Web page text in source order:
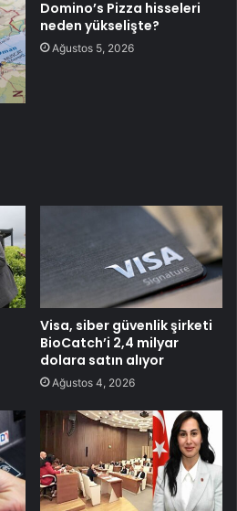
Domino’s Pizza hisseleri
neden yükselişte?
Ağustos 5, 2026
Visa, siber güvenlik şirketi
BioCatch’i 2,4 milyar
dolara satın alıyor
Ağustos 4, 2026